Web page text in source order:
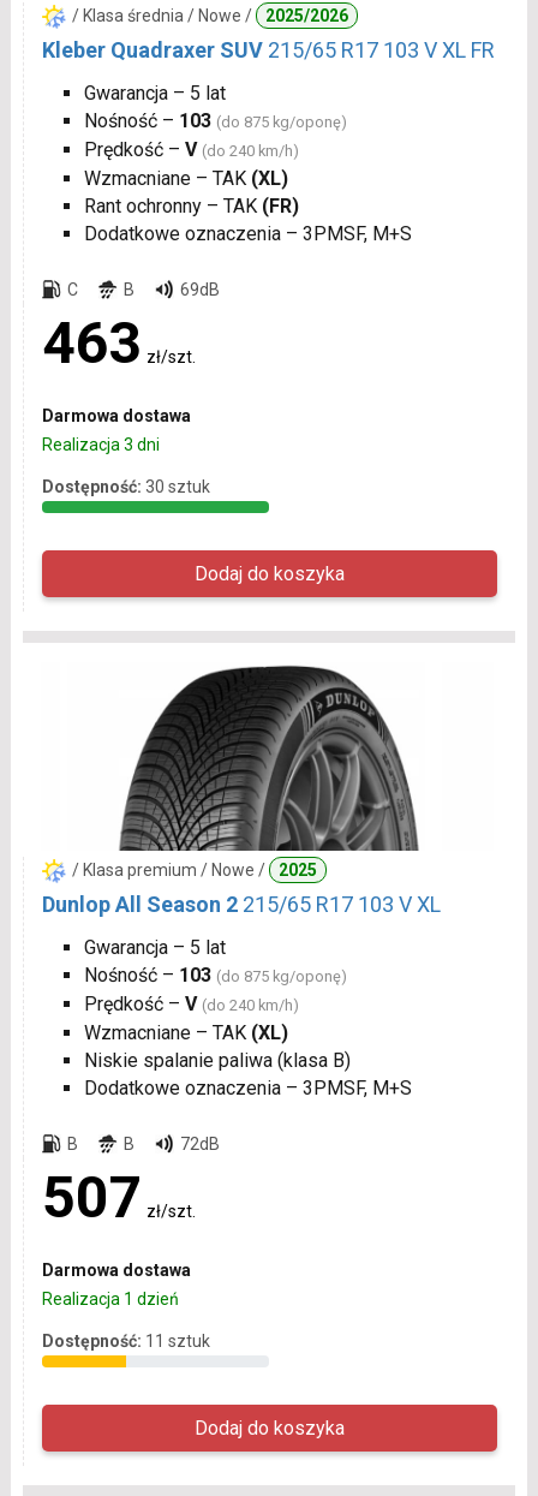
/ Klasa średnia / Nowe / 2025/2026
Kleber Quadraxer SUV 215/65 R17 103 V XL FR
Gwarancja – 5 lat
Nośność – 103 (do 875 kg/oponę)
Prędkość – V (do 240 km/h)
Wzmacniane – TAK (XL)
Rant ochronny – TAK (FR)
Dodatkowe oznaczenia – 3PMSF, M+S
C B 69dB
463 zł/szt.
Darmowa dostawa
Realizacja 3 dni
Dostępność: 30 sztuk
/ Klasa premium / Nowe / 2025
Dunlop All Season 2 215/65 R17 103 V XL
Gwarancja – 5 lat
Nośność – 103 (do 875 kg/oponę)
Prędkość – V (do 240 km/h)
Wzmacniane – TAK (XL)
Niskie spalanie paliwa (klasa B)
Dodatkowe oznaczenia – 3PMSF, M+S
B B 72dB
507 zł/szt.
Darmowa dostawa
Realizacja 1 dzień
Dostępność: 11 sztuk